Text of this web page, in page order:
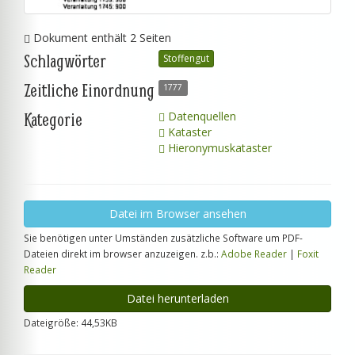
Dokument enthält 2 Seiten
Schlagwörter Stoffengut
Zeitliche Einordnung 1777
Kategorie
Datenquellen
Kataster
Hieronymuskataster
Datei im Browser ansehen
Sie benötigen unter Umständen zusätzliche Software um PDF-
Dateien direkt im browser anzuzeigen. z.b.: Adobe Reader | Foxit
Reader
Datei herunterladen
Dateigröße: 44,53KB